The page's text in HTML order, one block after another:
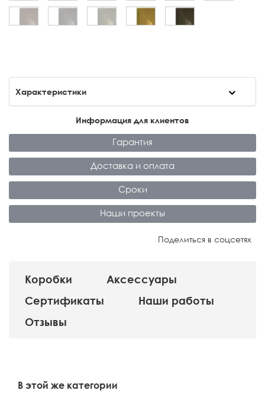
Характеристики
Информация для клиентов
Гарантия
Доставка и оплата
Сроки
Наши проекты
Поделиться в соцсетях
Коробки
Аксессуары
Сертификаты
Наши работы
Отзывы
В этой же категории